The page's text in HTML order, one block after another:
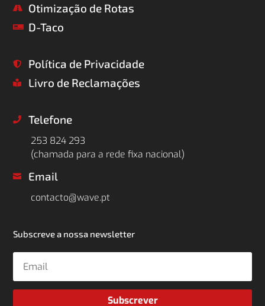
 Otimização de Rotas
 D-Taco
 Política de Privacidade
 Livro de Reclamações
 Telefone
253 824 293
(chamada para a rede fixa nacional)
 Email
contacto@wave.pt
Subscreve a nossa newsletter
Subscrever